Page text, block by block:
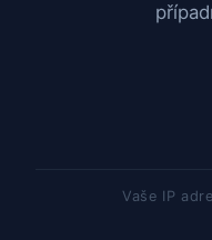
Vaše IP